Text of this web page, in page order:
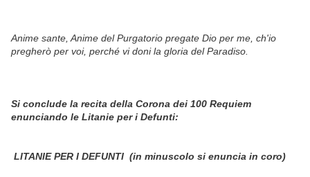
Anime sante, Anime del Purgatorio pregate Dio per me, ch'io
pregherò per voi, perché vi doni la gloria del Paradiso.
Si conclude la recita della Corona dei 100 Requiem
enunciando le Litanie per i Defunti:
LITANIE PER I DEFUNTI (in minuscolo si enuncia in coro)